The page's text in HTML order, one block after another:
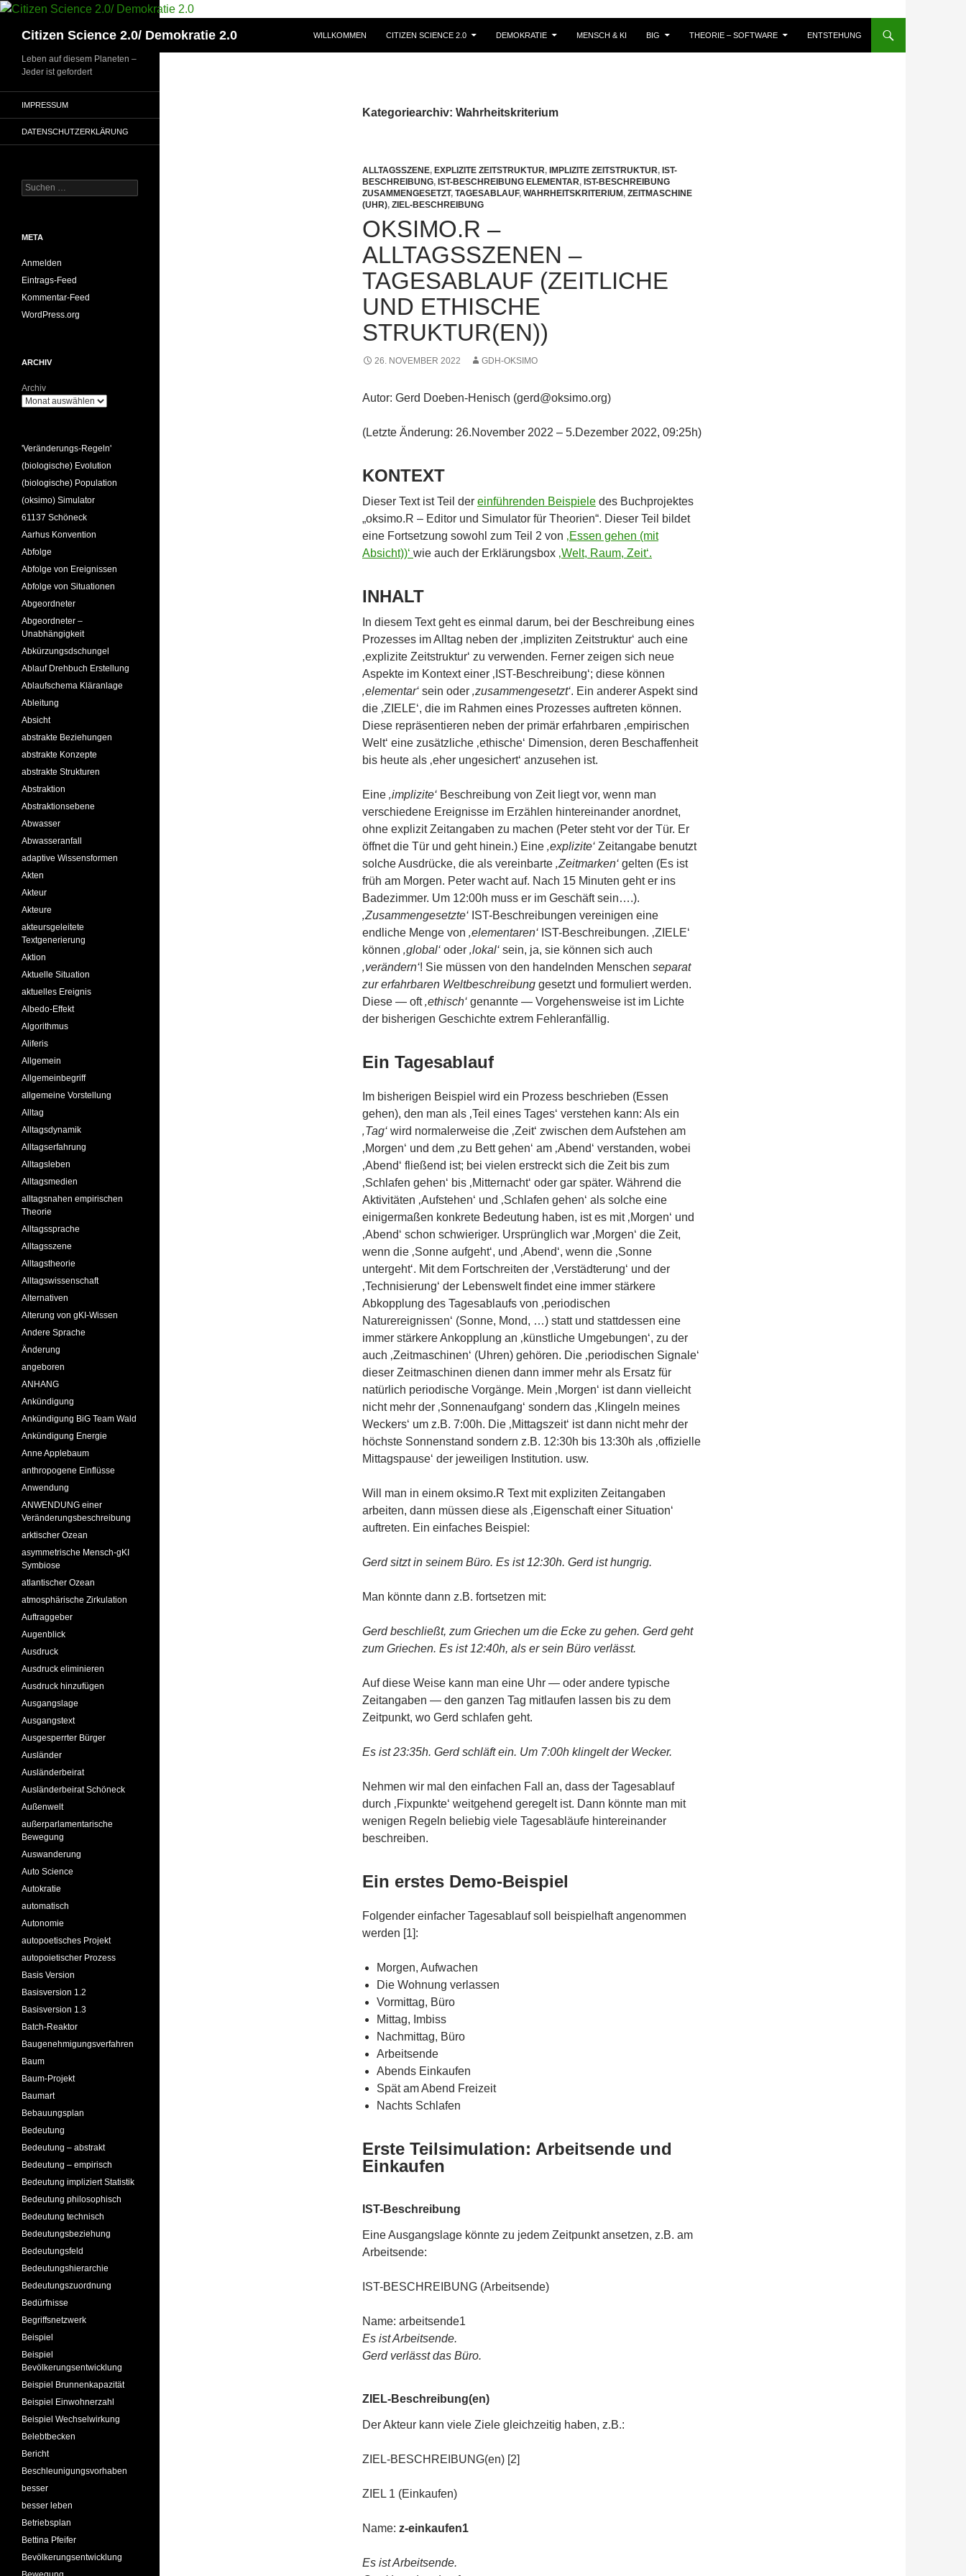
Zum
springenCitizen Science 2.0/ Demokratie 2.0 WILLKOMMEN CITIZEN SCIENCE 2.0 DEMOKRATIE MENSCH & KI BIG THEORIE – SOFTWARE ENTSTEHUNG
Kategoriearchiv: Wahrheitskriterium
ALLTAGSSZENE, EXPLIZITE ZEITSTRUKTUR, IMPLIZITE ZEITSTRUKTUR, IST-
BESCHREIBUNG, IST-BESCHREIBUNG ELEMENTAR, IST-BESCHREIBUNG
ZUSAMMENGESETZT, TAGESABLAUF, WAHRHEITSKRITERIUM, ZEITMASCHINE
(UHR), ZIEL-BESCHREIBUNG
OKSIMO.R –
ALLTAGSSZENEN –
TAGESABLAUF (ZEITLICHE
UND ETHISCHE
STRUKTUR(EN))
26. NOVEMBER 2022 GDH-OKSIMO
Autor: Gerd Doeben-Henisch (gerd@oksimo.org)
(Letzte Änderung: 26.November 2022 – 5.Dezember 2022, 09:25h)
KONTEXT
Dieser Text ist Teil der einführenden Beispiele des Buchprojektes
„oksimo.R – Editor und Simulator für Theorien“. Dieser Teil bildet
eine Fortsetzung sowohl zum Teil 2 von ‚Essen gehen (mit
Absicht))‘ wie auch der Erklärungsbox ‚Welt, Raum, Zeit‘.
INHALT
In diesem Text geht es einmal darum, bei der Beschreibung eines
Prozesses im Alltag neben der ‚impliziten Zeitstruktur‘ auch eine
‚explizite Zeitstruktur‘ zu verwenden. Ferner zeigen sich neue
Aspekte im Kontext einer ‚IST-Beschreibung‘; diese können
‚elementar‘ sein oder ‚zusammengesetzt‘. Ein anderer Aspekt sind
die ‚ZIELE‘, die im Rahmen eines Prozesses auftreten können.
Diese repräsentieren neben der primär erfahrbaren ‚empirischen
Welt‘ eine zusätzliche ‚ethische‘ Dimension, deren Beschaffenheit
bis heute als ‚eher ungesichert‘ anzusehen ist.
Eine ‚implizite‘ Beschreibung von Zeit liegt vor, wenn man
verschiedene Ereignisse im Erzählen hintereinander anordnet,
ohne explizit Zeitangaben zu machen (Peter steht vor der Tür. Er
öffnet die Tür und geht hinein.) Eine ‚explizite‘ Zeitangabe benutzt
solche Ausdrücke, die als vereinbarte ‚Zeitmarken‘ gelten (Es ist
früh am Morgen. Peter wacht auf. Nach 15 Minuten geht er ins
Badezimmer. Um 12:00h muss er im Geschäft sein….).
‚Zusammengesetzte‘ IST-Beschreibungen vereinigen eine
endliche Menge von ‚elementaren‘ IST-Beschreibungen. ‚ZIELE‘
können ‚global‘ oder ‚lokal‘ sein, ja, sie können sich auch
‚verändern‘! Sie müssen von den handelnden Menschen separat
zur erfahrbaren Weltbeschreibung gesetzt und formuliert werden.
Diese — oft‚ethisch‘ genannte — Vorgehensweise ist im Lichte
der bisherigen Geschichte extrem Fehleranfällig.
Ein Tagesablauf
Im bisherigen Beispiel wird ein Prozess beschrieben (Essen
gehen), den man als ‚Teil eines Tages‘ verstehen kann: Als ein
‚Tag‘ wird normalerweise die ‚Zeit‘ zwischen dem Aufstehen am
‚Morgen‘ und dem ‚zu Bett gehen‘ am ‚Abend‘ verstanden, wobei
‚Abend‘ fließend ist; bei vielen erstreckt sich die Zeit bis zum
‚Schlafen gehen‘ bis ‚Mitternacht‘ oder gar später. Während die
Aktivitäten ‚Aufstehen‘ und ‚Schlafen gehen‘ als solche eine
einigermaßen konkrete Bedeutung haben, ist es mit ‚Morgen‘ und
‚Abend‘ schon schwieriger. Ursprünglich war ‚Morgen‘ die Zeit,
wenn die ‚Sonne aufgeht‘, und ‚Abend‘, wenn die ‚Sonne
untergeht‘. Mit dem Fortschreiten der ‚Verstädterung‘ und der
‚Technisierung‘ der Lebenswelt findet eine immer stärkere
Abkopplung des Tagesablaufs von ‚periodischen
Naturereignissen‘ (Sonne, Mond, …) statt und stattdessen eine
immer stärkere Ankopplung an ‚künstliche Umgebungen‘, zu der
auch ‚Zeitmaschinen‘ (Uhren) gehören. Die ‚periodischen Signale‘
dieser Zeitmaschinen dienen dann immer mehr als Ersatz für
natürlich periodische Vorgänge. Mein ‚Morgen‘ ist dann vielleicht
nicht mehr der ‚Sonnenaufgang‘ sondern das ‚Klingeln meines
Weckers‘ um z.B. 7:00h. Die ‚Mittagszeit‘ ist dann nicht mehr der
höchste Sonnenstand sondern z.B. 12:30h bis 13:30h als ‚offizielle
Mittagspause‘ der jeweiligen Institution. usw.
Will man in einem oksimo.R Text mit expliziten Zeitangaben
arbeiten, dann müssen diese als ‚Eigenschaft einer Situation‘
auftreten. Ein einfaches Beispiel:
Gerd sitzt in seinem Büro. Es ist 12:30h. Gerd ist hungrig.
Man könnte dann z.B. fortsetzen mit:
Gerd beschließt, zum Griechen um die Ecke zu gehen. Gerd geht
zum Griechen. Es ist 12:40h, als er sein Büro verlässt.
Auf diese Weise kann man eine Uhr — oder andere typische
Zeitangaben — den ganzen Tag mitlaufen lassen bis zu dem
Zeitpunkt, wo Gerd schlafen geht.
Es ist 23:35h. Gerd schläft ein. Um 7:00h klingelt der Wecker.
Nehmen wir mal den einfachen Fall an, dass der Tagesablauf
durch ‚Fixpunkte‘ weitgehend geregelt ist. Dann könnte man mit
wenigen Regeln beliebig viele Tagesabläufe hintereinander
beschreiben.
Ein erstes Demo-Beispiel
Folgender einfacher Tagesablauf soll beispielhaft angenommen
werden [1]:
Morgen, Aufwachen
Die Wohnung verlassen
Vormittag, Büro
Mittag, Imbiss
Nachmittag, Büro
Arbeitsende
Abends Einkaufen
Spät am Abend Freizeit
Nachts Schlafen
Erste Teilsimulation: Arbeitsende und
Einkaufen
IST-Beschreibung
Eine Ausgangslage könnte zu jedem Zeitpunkt ansetzen, z.B. am
Arbeitsende:
IST-BESCHREIBUNG (Arbeitsende)
Name: arbeitsende1
Es ist Arbeitsende.
Gerd verlässt das Büro.
ZIEL-Beschreibung(en)
Der Akteur kann viele Ziele gleichzeitig haben, z.B.:
ZIEL-BESCHREIBUNG(en) [2]
ZIEL 1 (Einkaufen)
Name: z-einkaufen1
Es ist Arbeitsende.
Leben auf diesem Planeten –
Jeder ist gefordert
IMPRESSUM
DATENSCHUTZERKLÄRUNG
Suchen
nach:
META
Anmelden
Eintrags-Feed
Kommentar-Feed
WordPress.org
ARCHIV
Archiv
'Veränderungs-Regeln'
(biologische) Evolution
(biologische) Population
(oksimo) Simulator
61137 Schöneck
Aarhus Konvention
Abfolge
Abfolge von Ereignissen
Abfolge von Situationen
Abgeordneter
Abgeordneter –
Unabhängigkeit
Abkürzungsdschungel
Ablauf Drehbuch Erstellung
Ablaufschema Kläranlage
Ableitung
Absicht
abstrakte Beziehungen
abstrakte Konzepte
abstrakte Strukturen
Abstraktion
Abstraktionsebene
Abwasser
Abwasseranfall
adaptive Wissensformen
Akten
Akteur
Akteure
akteursgeleitete
Textgenerierung
Aktion
Aktuelle Situation
aktuelles Ereignis
Albedo-Effekt
Algorithmus
Aliferis
Allgemein
Allgemeinbegriff
allgemeine Vorstellung
Alltag
Alltagsdynamik
Alltagserfahrung
Alltagsleben
Alltagsmedien
alltagsnahen empirischen
Theorie
Alltagssprache
Alltagsszene
Alltagstheorie
Alltagswissenschaft
Alternativen
Alterung von gKI-Wissen
Andere Sprache
Änderung
angeboren
ANHANG
Ankündigung
Ankündigung BiG Team Wald
Ankündigung Energie
Anne Applebaum
anthropogene Einflüsse
Anwendung
ANWENDUNG einer
Veränderungsbeschreibung
arktischer Ozean
asymmetrische Mensch-gKI
Symbiose
atlantischer Ozean
atmosphärische Zirkulation
Auftraggeber
Augenblick
Ausdruck
Ausdruck eliminieren
Ausdruck hinzufügen
Ausgangslage
Ausgangstext
Ausgesperrter Bürger
Ausländer
Ausländerbeirat
Ausländerbeirat Schöneck
Außenwelt
außerparlamentarische
Bewegung
Auswanderung
Auto Science
Autokratie
automatisch
Autonomie
autopoetisches Projekt
autopoietischer Prozess
Basis Version
Basisversion 1.2
Basisversion 1.3
Batch-Reaktor
Baugenehmigungsverfahren
Baum
Baum-Projekt
Baumart
Bebauungsplan
Bedeutung
Bedeutung – abstrakt
Bedeutung – empirisch
Bedeutung impliziert Statistik
Bedeutung philosophisch
Bedeutung technisch
Bedeutungsbeziehung
Bedeutungsfeld
Bedeutungshierarchie
Bedeutungszuordnung
Bedürfnisse
Begriffsnetzwerk
Beispiel
Beispiel
Bevölkerungsentwicklung
Beispiel Brunnenkapazität
Beispiel Einwohnerzahl
Beispiel Wechselwirkung
Belebtbecken
Bericht
Beschleunigungsvorhaben
besser
besser leben
Betriebsplan
Bettina Pfeifer
Bevölkerungsentwicklung